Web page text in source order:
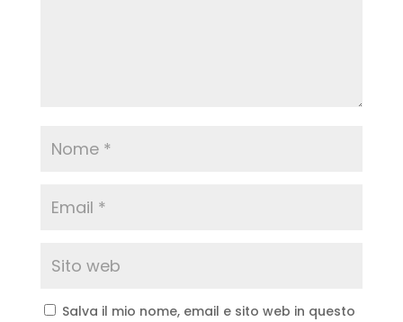
Salva il mio nome, email e sito web in questo